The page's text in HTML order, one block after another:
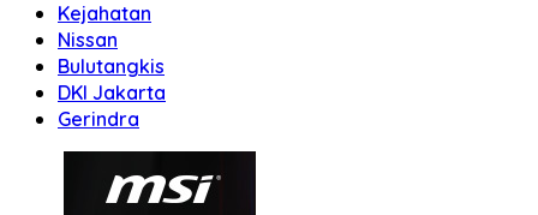
Kejahatan
Nissan
Bulutangkis
DKI Jakarta
Gerindra